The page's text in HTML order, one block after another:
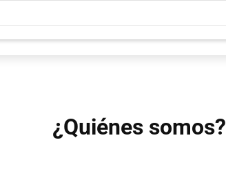
¿Quiénes somos?